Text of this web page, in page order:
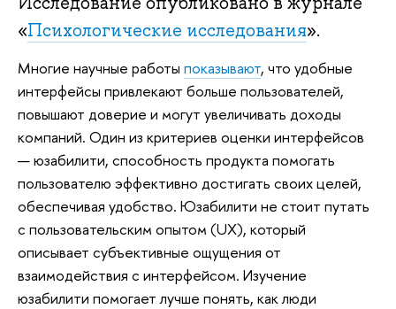
«Психологические исследования».
Многие научные работы показывают, что удобные
интерфейсы привлекают больше пользователей,
повышают доверие и могут увеличивать доходы
компаний. Один из критериев оценки интерфейсов
— юзабилити, способность продукта помогать
пользователю эффективно достигать своих целей,
обеспечивая удобство. Юзабилити не стоит путать
с пользовательским опытом (UX), который
описывает субъективные ощущения от
взаимодействия с интерфейсом. Изучение
юзабилити помогает лучше понять, как люди